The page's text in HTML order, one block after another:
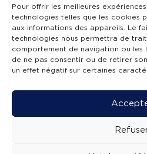
Pour offrir les meilleures
technologies telles que les cookies
aux informations des appareils. Le
technologies nous permettra de
comportement de navigation ou les
de ne pas consentir ou de retirer
un effet négatif sur certaines
SUIVEZ-
Mentions légales -